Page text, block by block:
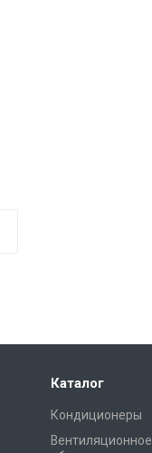
Каталог
Кондиционеры
Вентиляционное